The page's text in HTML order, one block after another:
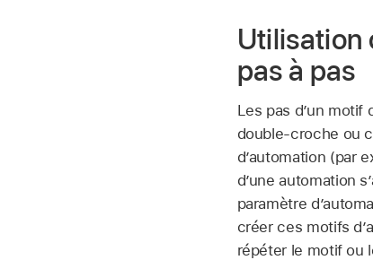
Utilisation
pas à pas
Les pas d’un
double-croche ou
d’automation (par
d’une automation
paramètre
créer ces motifs
répéter le motif ou